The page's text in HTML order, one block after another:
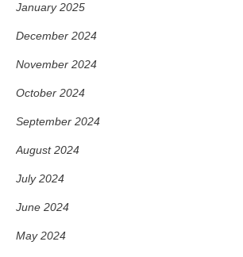
January 2025
December 2024
November 2024
October 2024
September 2024
August 2024
July 2024
June 2024
May 2024